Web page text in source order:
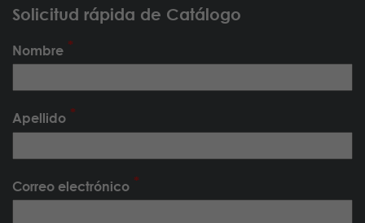
Solicitud rápida de Catálogo
Nombre
Apellido
Correo electrónico